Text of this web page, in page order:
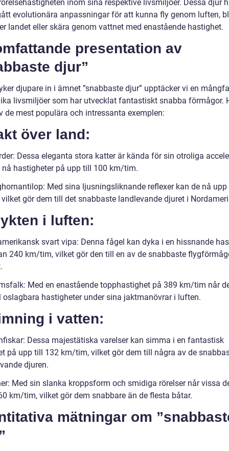
inom sina respektive livsmiljöer. Dessa djur
evolutionära anpassningar för att kunna fly genom luften,
landet eller skära genom vattnet med enastående hastighet.
presentation av
djur”
djupare in i ämnet ”snabbaste djur” upptäcker vi en
livsmiljöer som har utvecklat fantastiskt snabba förmågor.
de mest populära och intressanta exemplen:
över land:
Dessa eleganta stora katter är kända för sin otroliga
nå hastigheter på upp till 100 km/tim.
Med sina ljusningsliknande reflexer kan de nå
gör dem till det snabbaste landlevande djuret i
i luften:
svart vipa: Denna fågel kan dyka i en hissnande
240 km/tim, vilket gör den till en av de snabbaste
Med en enastående topphastighet på 389 km/tim når
oslagbara hastigheter under sina jaktmanövrar i luften.
i vatten:
Dessa majestätiska varelser kan simma i en fantastisk
på upp till 132 km/tim, vilket gör dem till några av de
djuren.
Med sin slanka kroppsform och smidiga rörelser når vissa
km/tim, vilket gör dem snabbare än de flesta båtar.
mätningar om